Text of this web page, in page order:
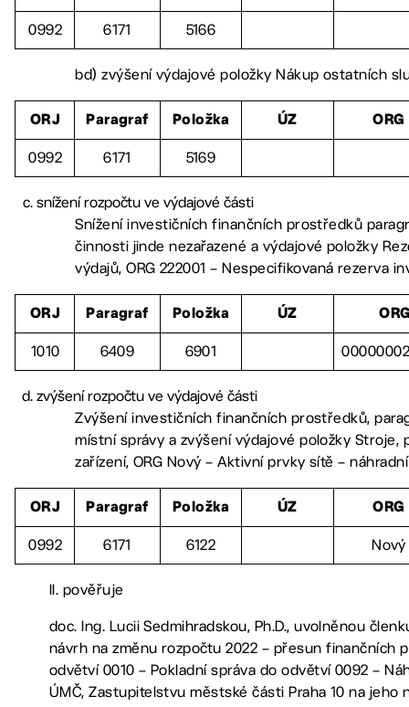
0992 6171 5166
bd) zvýšení výdajové položky Nákup ostatních
ORJ Paragraf Položka ÚZ ORG
0992 6171 5169
snížení rozpočtu ve výdajové části
Snížení investičních finančních prostředků
činnosti jinde nezařazené a výdajové položky
výdajů, ORG 222001 – Nespecifikovaná rezerva
ORJ Paragraf Položka ÚZ
1010 6409 6901
zvýšení rozpočtu ve výdajové části
Zvýšení investičních finančních prostředků,
místní správy a zvýšení výdajové položky Stroje,
zařízení, ORG Nový – Aktivní prvky sítě –
ORJ Paragraf Položka ÚZ ORG
0992 6171 6122 Nový
II. pověřuje
doc. Ing. Lucii Sedmihradskou, Ph.D., uvolněnou
návrh na změnu rozpočtu 2022 – přesun finančních
odvětví 0010 – Pokladní správa do odvětví 0092 –
ÚMČ, Zastupitelstvu městské části Praha 10 na jeho